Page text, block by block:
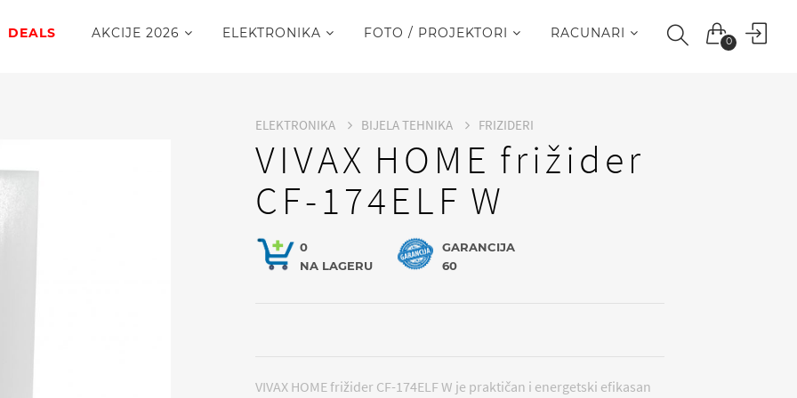
0
DEALS AKCIJE 2026 ELEKTRONIKA FOTO / PROJEKTORI RACUNARI
ELEKTRONIKA BIJELA TEHNIKA FRIZIDERI
VIVAX HOME frižider
CF-174ELF W
0
NA LAGERU
GARANCIJA
60
VIVAX HOME frižider CF-174ELF W je praktičan i energetski efikasan